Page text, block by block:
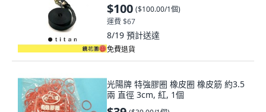
$100 ($100.00/1個)
運費 $67
8/19 預計送達
免費退貨
光陽牌 特強膠圈 橡皮圈 橡皮筋 約3.5
兩 直徑 3cm, 紅, 1個